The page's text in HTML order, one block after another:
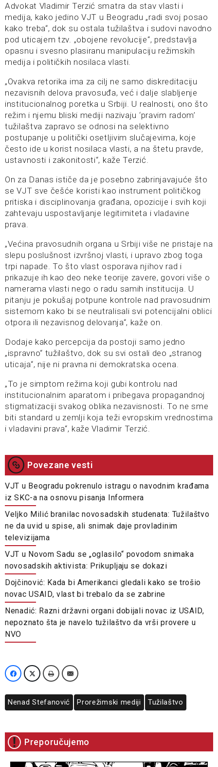
Advokat Vladimir Terzić smatra da stav vlasti i
medija, kako jedino VJT u Beogradu „radi svoj posao
kako treba“, dok su ostala tužilaštva i sudovi navodno
pod uticajem tzv. „obojene revolucije“, predstavlja
opasnu i svesno plasiranu manipulaciju režimskih
medija i političkih nosilaca vlasti.
„Ovakva retorika ima za cilj ne samo diskreditaciju
nezavisnih delova pravosuđa, već i dalje slabljenje
institucionalnog poretka u Srbiji. U realnosti, ono što
režim i njemu bliski mediji nazivaju ‘pravim radom’
tužilaštva zapravo se odnosi na selektivno
postupanje u politički osetljivim slučajevima, koje
često ide u korist nosilaca vlasti, a na štetu pravde,
ustavnosti i zakonitosti“, kaže Terzić.
On za Danas ističe da je posebno zabrinjavajuće što
se VJT sve češće koristi kao instrument političkog
pritiska i disciplinovanja građana, opozicije i svih koji
zahtevaju uspostavljanje legitimiteta i vladavine
prava.
„Većina pravosudnih organa u Srbiji više ne pristaje na
slepu poslušnost izvršnoj vlasti, i upravo zbog toga
trpi napade. To što vlast osporava njihov rad i
prikazuje ih kao deo neke teorije zavere, govori više o
namerama vlasti nego o radu samih institucija. U
pitanju je pokušaj potpune kontrole nad pravosudnim
sistemom kako bi se neutralisali svi potencijalni oblici
otpora ili nezavisnog delovanja“, kaže on.
Dodaje kako percepcija da postoji samo jedno
„ispravno“ tužilaštvo, dok su svi ostali deo „stranog
uticaja“, nije ni pravna ni demokratska ocena.
„To je simptom režima koji gubi kontrolu nad
institucionalnim aparatom i pribegava propagandnoj
stigmatizaciji svakog oblika nezavisnosti. To ne sme
biti standard u zemlji koja teži evropskim vrednostima
i vladavini prava“, kaže Vladimir Terzić.
Povezane vesti
VJT u Beogradu pokrenulo istragu o navodnim krađama
iz SKC-a na osnovu pisanja Informera
Veljko Milić branilac novosadskih studenata: Tužilaštvo
ne da uvid u spise, ali snimak daje provladinim
televizijama
VJT u Novom Sadu se „oglasilo“ povodom snimaka
novosadskih aktivista: Prikupljaju se dokazi
Dojčinović: Kada bi Amerikanci gledali kako se trošio
novac USAID, vlast bi trebalo da se zabrine
Nenadić: Razni državni organi dobijali novac iz USAID,
nepoznato šta je navelo tužilaštvo da vrši provere u
NVO
Nenad Stefanović Prorežimski mediji Tužilaštvo
Preporučujemo